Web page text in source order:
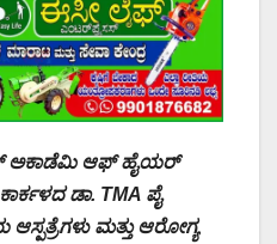
ಅಕಾಡೆಮಿ ಆಫ್ ಹೈಯರ್
ಡಾ. TMA ಪೈ
ಮತ್ತು ಆರೋಗ್ಯ